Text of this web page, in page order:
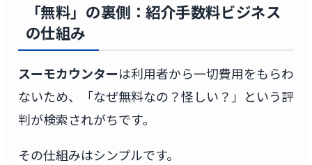
「無料」の裏側：紹介手数料ビジネス
の仕組み
スーモカウンターは利用者から一切費用をもらわ
ないため、「なぜ無料なの？怪しい？」という評
判が検索されがちです。
その仕組みはシンプルです。